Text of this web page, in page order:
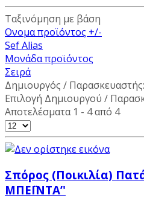
Ταξινόμηση με βάση
Ονομα προϊόντος +/-
Sef Alias
Μονάδα προϊόντος
Σειρά
Δημιουργός / Παρασκευαστής:
Επιλογή Δημιουργού /
Αποτελέσματα 1 - 4 από 4
Σπόρος (Ποικιλία)
ΜΠΕΪΝΤΑ’'